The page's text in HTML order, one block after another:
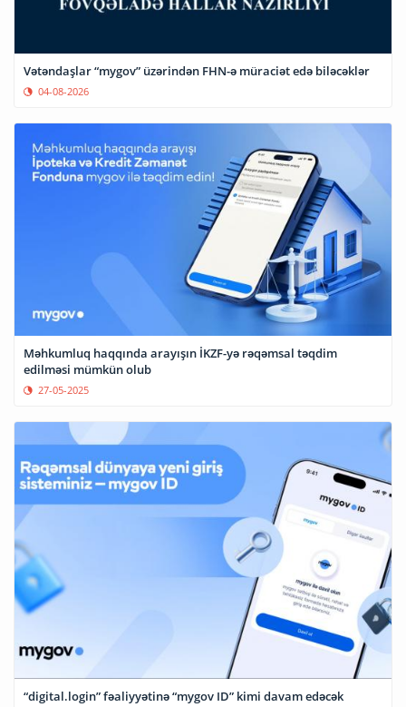
Vətəndaşlar “mygov” üzərindən FHN-ə müraciət edə biləcəklər
04-08-2026
Məhkumluq haqqında arayışın İKZF-yə rəqəmsal təqdim
edilməsi mümkün olub
27-05-2025
“digital.login” fəaliyyətinə “mygov ID” kimi davam edəcək